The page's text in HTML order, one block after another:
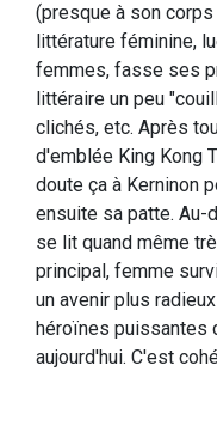
(presque à son
littérature féminine,
femmes, fasse ses
littéraire un peu
clichés, etc. Après
d'emblée King Kong
doute ça à Kerninon
ensuite sa patte.
se lit quand même
principal, femme
un avenir plus
héroïnes puissantes
aujourd'hui. C'est